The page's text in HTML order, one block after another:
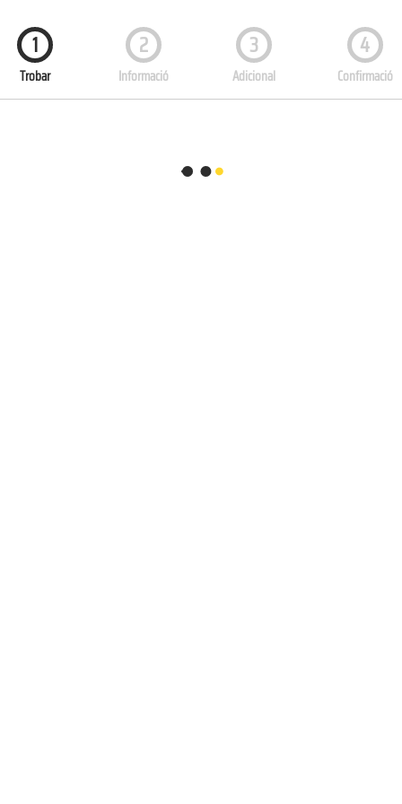
1
Trobar
2
Informació
3
Adicional
4
Confirmació